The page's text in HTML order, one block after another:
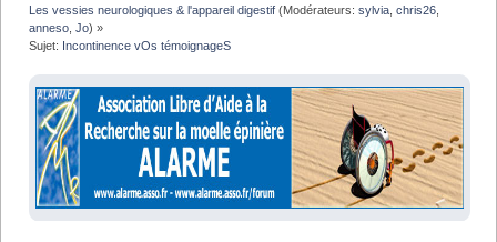
Les vessies neurologiques & l'appareil digestif (Modérateurs:sylvia ,chris26
anneso ,Jo) »
Sujet: Incontinence vOs témoignageS